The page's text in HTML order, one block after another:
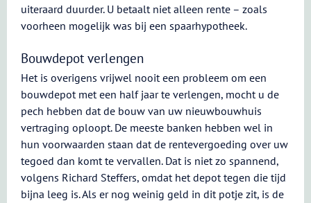
uiteraard duurder. U betaalt niet alleen rente – zoals
voorheen mogelijk was bij een spaarhypotheek.
Bouwdepot verlengen
Het is overigens vrijwel nooit een probleem om een
bouwdepot met een half jaar te verlengen, mocht u de
pech hebben dat de bouw van uw nieuwbouwhuis
vertraging oploopt. De meeste banken hebben wel in
hun voorwaarden staan dat de rentevergoeding over uw
tegoed dan komt te vervallen. Dat is niet zo spannend,
volgens Richard Steffers, omdat het depot tegen die tijd
bijna leeg is. Als er nog weinig geld in dit potje zit, is de